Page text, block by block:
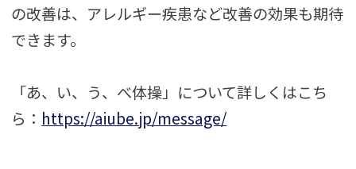
の改善は、アレルギー疾患など改善の効果も期待
できます。
「あ、い、う、べ体操」について詳しくはこち
ら： https://aiube.jp/message/